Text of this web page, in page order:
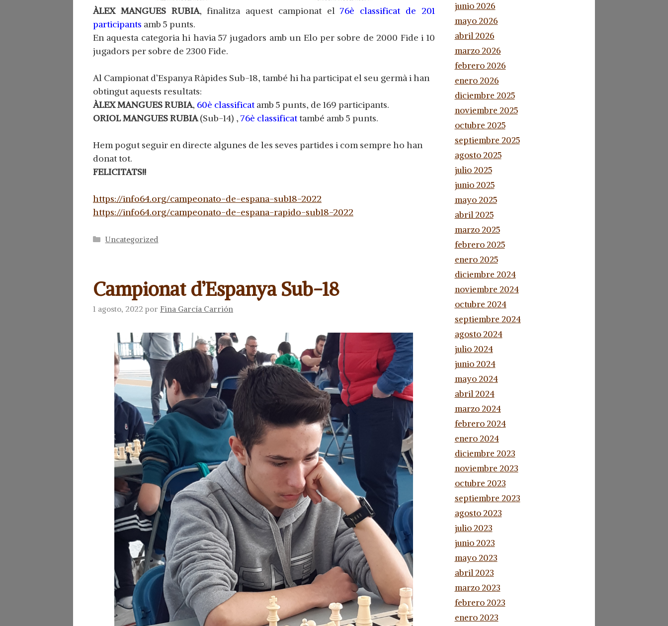
ÀLEX MANGUES RUBIA, finalitza aquest campionat el76è classificat de 201
participants amb 5 punts.
En aquesta categoria hi havia 57 jugadors amb un Elo per sobre de 2000 Fide i 10
jugadors per sobre de 2300 Fide.
Al Campionat d’Espanya Ràpides Sub-18, també hi ha participat el seu germà i han
obtingut aquests resultats:
ÀLEX MANGUES RUBIA, 60è classificat amb 5 punts, de 169 participants.
ORIOL MANGUES RUBIA(Sub-14) , 76è classificattambé amb 5 punts.
Hem pogut seguir en directe algunes de les seves partides i com sempre ho han
donat tot.
FELICITATS!!
https://info64.org/campeonato-de-espana-sub18-2022
https://info64.org/campeonato-de-espana-rapido-sub18-2022
Categorías
Uncategorized
Campionat d’Espanya Sub-18
1 agosto, 2022 por Fina García Carrión
junio 2026
mayo 2026
abril 2026
marzo 2026
febrero 2026
enero 2026
diciembre 2025
noviembre 2025
octubre 2025
septiembre 2025
agosto 2025
julio 2025
junio 2025
mayo 2025
abril 2025
marzo 2025
febrero 2025
enero 2025
diciembre 2024
noviembre 2024
octubre 2024
septiembre 2024
agosto 2024
julio 2024
junio 2024
mayo 2024
abril 2024
marzo 2024
febrero 2024
enero 2024
diciembre 2023
noviembre 2023
octubre 2023
septiembre 2023
agosto 2023
julio 2023
junio 2023
mayo 2023
abril 2023
marzo 2023
febrero 2023
enero 2023